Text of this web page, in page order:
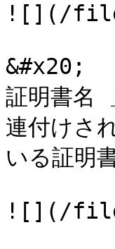
![](/
&#x20;
証明書名
連付けさ
いる証明
![](/